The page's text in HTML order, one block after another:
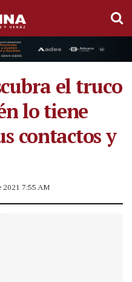
el truco
lo tiene
contactos y
2021 7:55 AM